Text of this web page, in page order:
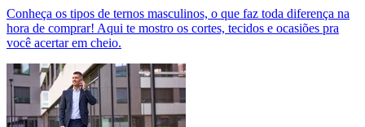
Conheça os tipos de ternos masculinos, o que faz toda diferença na
hora de comprar! Aqui te mostro os cortes, tecidos e ocasiões pra
você acertar em cheio.